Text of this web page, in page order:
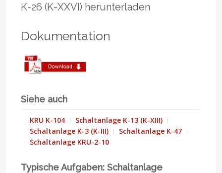
K-26 (K-XXVI) herunterladen
Dokumentation
Siehe auch
KRU K-104
Schaltanlage K-13 (K-XIII)
Schaltanlage K-3 (K-III)
Schaltanlage K-47
Schaltanlage KRU-2-10
Typische Aufgaben: Schaltanlage